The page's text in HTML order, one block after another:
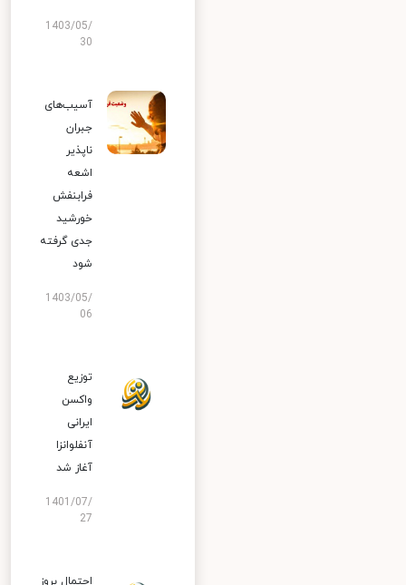
1403/05/
30
آسیب‌های
جبران
ناپذیر
اشعه
فرابنفش
خورشید
جدی گرفته
شود
1403/05/
06
توزیع
واکسن
ایرانی
آنفلوانزا
آغاز شد
1401/07/
27
احتمال بروز